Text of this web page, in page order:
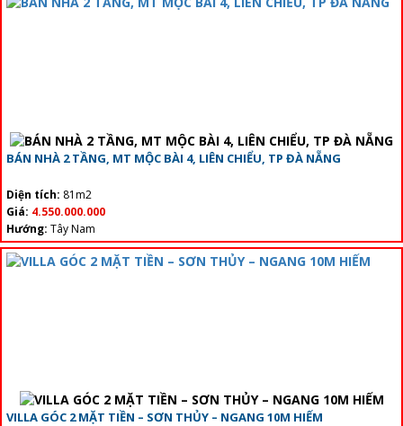
BÁN NHÀ 2 TẦNG, MT MỘC BÀI 4, LIÊN CHIỂU, TP ĐÀ NẴNG
Diện tích: 81m2
Giá: 4.550.000.000
Hướng: Tây Nam
VILLA GÓC 2 MẶT TIỀN – SƠN THỦY – NGANG 10M HIẾM